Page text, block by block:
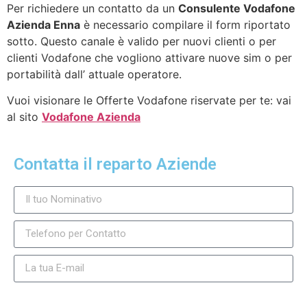
Per richiedere un contatto da un Consulente Vodafone
Azienda Enna è necessario compilare il form riportato
sotto. Questo canale è valido per nuovi clienti o per
clienti Vodafone che vogliono attivare nuove sim o per
portabilità dall’ attuale operatore.
Vuoi visionare le Offerte Vodafone riservate per te: vai
al sito Vodafone Azienda
Contatta il reparto Aziende